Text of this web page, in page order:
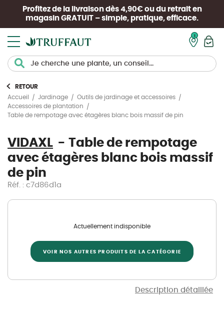
Profitez de la livraison dès 4,90€ ou du retrait en
magasin GRATUIT – simple, pratique, efficace.
RETOUR
Accueil
Jardinage
Outils de jardinage et accessoires
Accessoires de plantation
Table de rempotage avec étagères blanc bois massif de pin
VIDAXL
Table de rempotage
avec étagères blanc bois massif
de pin
Réf. : c7d86d1a
Description détaillée
Actuellement indisponible
VOIR NOS AUTRES PRODUITS DE LA CATÉGORIE